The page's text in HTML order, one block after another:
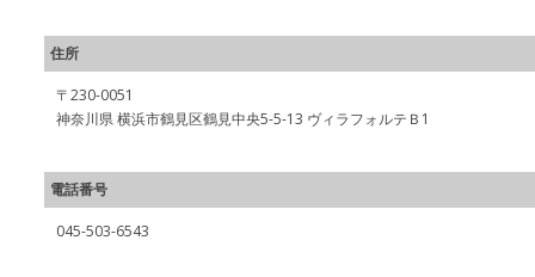
住所
〒230-0051
神奈川県 横浜市鶴見区鶴見中央5-5-13 ヴィラフォルテＢ1
電話番号
045-503-6543